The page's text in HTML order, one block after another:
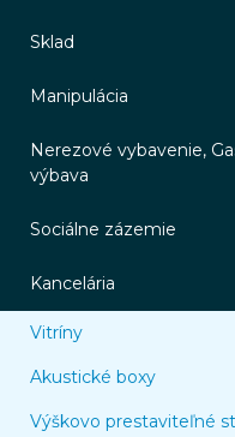
Sklad
Manipulácia
Nerezové vybavenie,
výbava
Sociálne zázemie
Kancelária
Vitríny
Akustické boxy
Výškovo prestaviteľné